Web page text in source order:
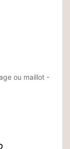
ou maillot -